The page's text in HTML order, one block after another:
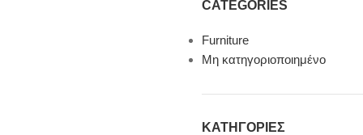
CATEGORIES
Furniture
Μη κατηγοριοποιημένο
ΚΑΤΗΓΟΡΙΕΣ